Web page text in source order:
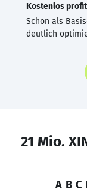
Kostenlos
Schon als
deutlich
21 Mio.
A B C